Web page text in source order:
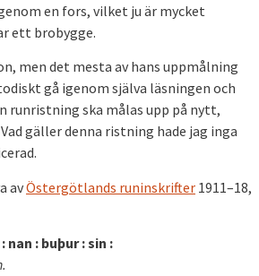
en fors, vilket ju är mycket
ett brobygge.
men det mesta av hans uppmålning
gå igenom själva läsningen och
runristning ska målas upp på nytt,
gäller denna ristning hade jag inga
avÖstergötlands runinskrifter 1911–18,
: nan : buþur : sin :